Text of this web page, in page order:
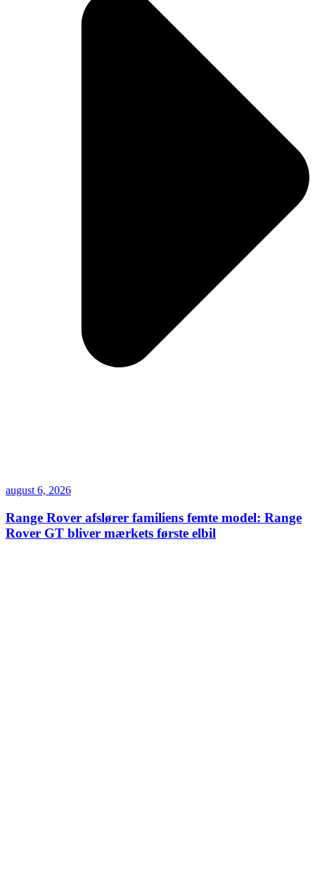
august 6, 2026
Range Rover afslører familiens femte model: Range
Rover GT bliver mærkets første elbil